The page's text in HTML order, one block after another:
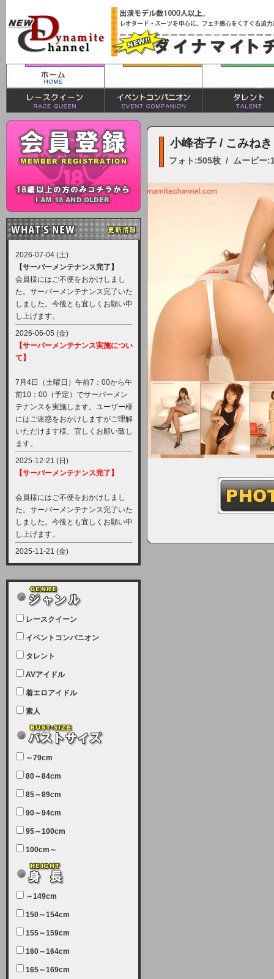
2026-07-04 (土)
【サーバーメンテナンス完了】
会員様にはご不便をおかけしまし
た。サーバーメンテナンス完了いた
しました。今後とも宜しくお願い申
し上げます。
2026-06-05 (金)
【サーバーメンテナンス実施につい
て】
7月4日（土曜日）午前7：00から午
前10：00（予定）でサーバーメン
テナンスを実施します。ユーザー様
にはご迷惑をおかけしますがご理解
いただけます様、宜しくお願い致し
ます。
2025-12-21 (日)
【サーバーメンテナンス完了】
会員様にはご不便をおかけしまし
た。サーバーメンテナンス完了いた
しました。今後とも宜しくお願い申
し上げます。
2025-11-21 (金)
【サーバーメンテナンス実施につい
12月21日（日曜日）午前9：00か
ら午前11：00（予定）でサーバー
メンテナンスを実施します。ユーザ
ー様にはご迷惑をおかけしますがご
理解いただけます様、宜しくお願い
致します。
2025-07-05 (土)
【サーバーメンテナンス完了のお知
本日、サーバーメンテナンスのため
ユーザー様には大変ご迷惑をおかけ
しました。無事、メンテナンスが完
致します。
2025-06-11 (水)
【サーバーメンテナンス実施につい
7月5日（土曜日）午前7：00から午
テナンスを実施します。ユーザー様
にはご迷惑をおかけしますがご理解
いただけます様、宜しくお願い致し
【クレジットカード決済について
②】
現在、クレジットカード決済はJCB
レースクイーン
イベントコンパニオン
タレント
AVアイドル
着エロアイドル
素人
～79cm
80～84cm
85～89cm
90～94cm
95～100cm
100cm～
～149cm
150～154cm
155～159cm
160～164cm
165～169cm
小峰杏子 / こみね
フォト:505枚 / ムービー